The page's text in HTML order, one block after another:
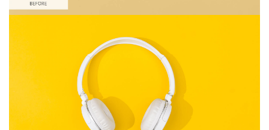
Xin hãy lựa chọn
Colorful Landscape
Portrait Complete
Entire Collection
Tải xuống miễn phí